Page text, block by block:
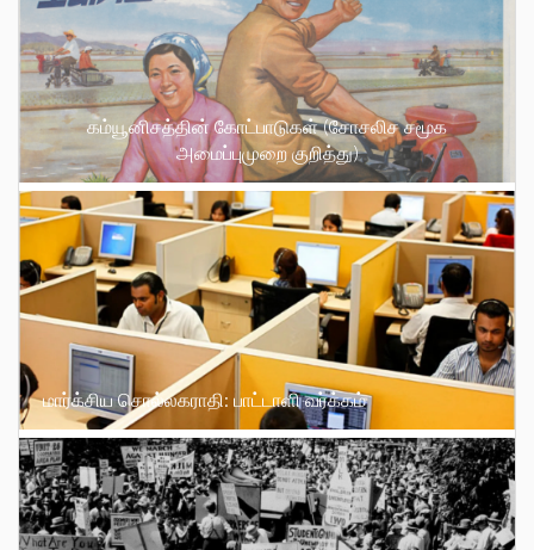
கம்யூனிசத்தின் கோட்பாடுகள் (சோசலிச சமூக
அமைப்புமுறை குறித்து)
மார்க்சிய சொல்லகராதி: பாட்டாளி வர்க்கம்